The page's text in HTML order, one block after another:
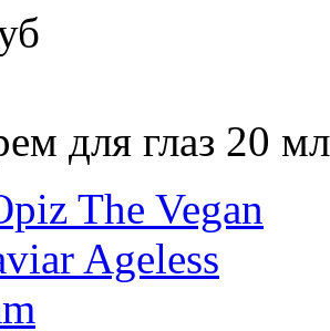
для глаз 20 мл